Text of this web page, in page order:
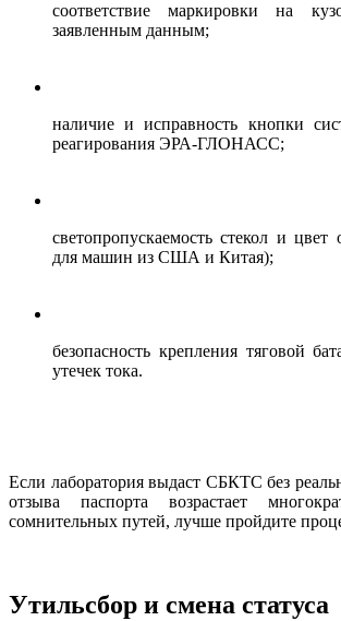
соответствие маркировки на
заявленным данным;
наличие и исправность кнопки
реагирования ЭРА-ГЛОНАСС;
светопропускаемость стекол и цвет
для машин из США и Китая);
безопасность крепления тяговой
утечек тока.
Если лаборатория выдаст СБКТС без
отзыва паспорта возрастает
сомнительных путей, лучше пройдите
Утильсбор и смена статуса